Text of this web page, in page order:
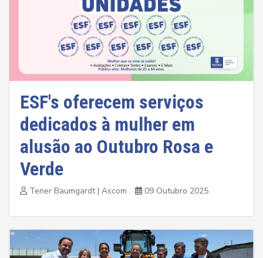
ESF's oferecem serviços
dedicados à mulher em
alusão ao Outubro Rosa e
Verde
Tener Baumgardt | Ascom 09 Outubro 2025